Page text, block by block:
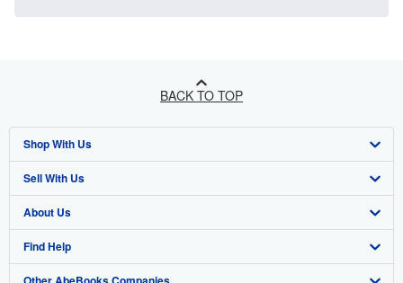
BACK TO TOP
Shop With Us
Advanced Search
Browse Collections
My Account
Sell With Us
Start Selling
Join Our Affiliate Programme
About Us
About AbeBooks
Find Help